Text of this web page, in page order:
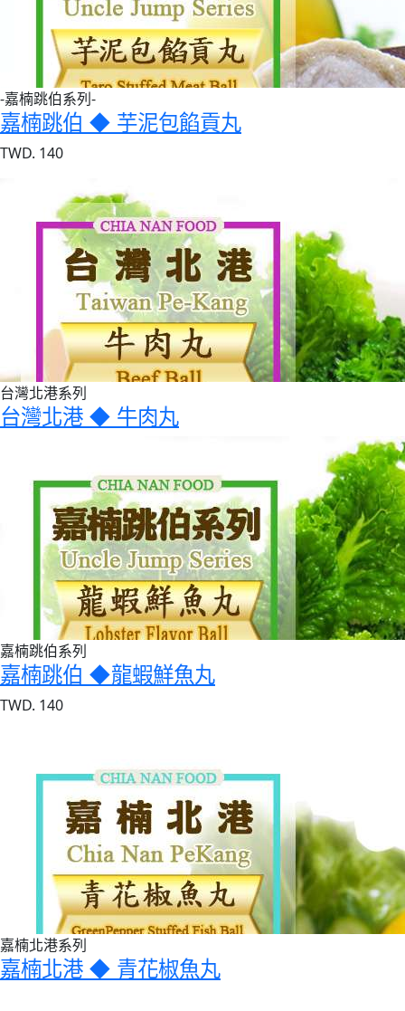
-嘉楠跳伯系列-
嘉楠跳伯 ◆ 芋泥包餡貢丸
TWD. 140
台灣北港系列
台灣北港 ◆ 牛肉丸
嘉楠跳伯系列
嘉楠跳伯 ◆龍蝦鮮魚丸
TWD. 140
嘉楠北港系列
嘉楠北港 ◆ 青花椒魚丸